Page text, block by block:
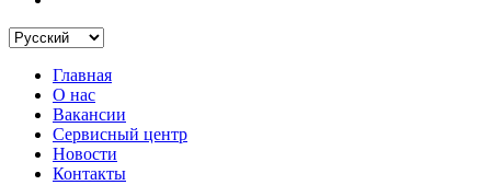
Главная
О нас
Вакансии
Сервисный центр
Новости
Контакты